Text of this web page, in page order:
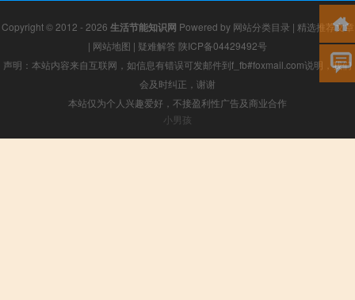
Copyright © 2012 - 2026 生活节能知识网 Powered by 网站分类目录 | 精选推荐文章
| 网站地图 | 疑难解答 陕ICP备04429492号
声明：本站内容来自互联网，如信息有错误可发邮件到f_fb#foxmail.com说明，我们
会及时纠正，谢谢
本站仅为个人兴趣爱好，不接盈利性广告及商业合作
小男孩